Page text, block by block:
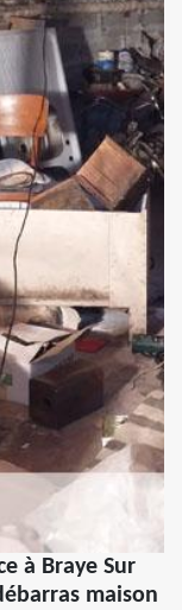
à Braye Sur
maison